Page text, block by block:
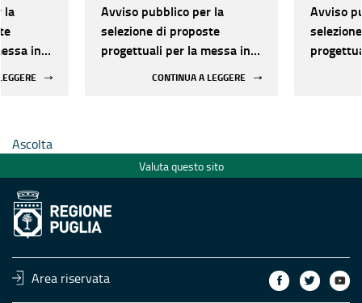
la
in
Avviso pubblico per la
selezione di proposte
progettuali per la messa in
CONTINUA A LEGGERE
Avviso
Ascolta
Valuta questo sito
Area riservata